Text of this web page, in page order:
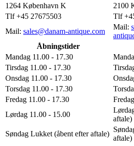
1264 København K
2100
Tlf +45 27675503
Tlf
Mail: sales@danam-antique.com
Mail:
Åbningstider
Mandag 11.00 - 17.30
Tirsdag 11.00 - 17.30
Onsdag 11.00 - 17.30
Torsdag 11.00 - 17.30
Fredag 11.00 - 17.30
Lørdag 11.00 - 15.00
aftale)
Søndag Lukket (åbent efter aftale)
aftale)